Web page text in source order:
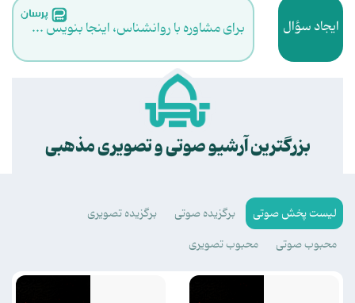
ایجاد سؤال برای مشاوره با روانشناس، اینجا بنویس ...
.
بزرگترین آرشیو صوتی و تصویری مذهبی
لیست پخش صوتی برگزیده صوتی
برگزیده تصویری
محبوب صوتی
محبوب تصویری